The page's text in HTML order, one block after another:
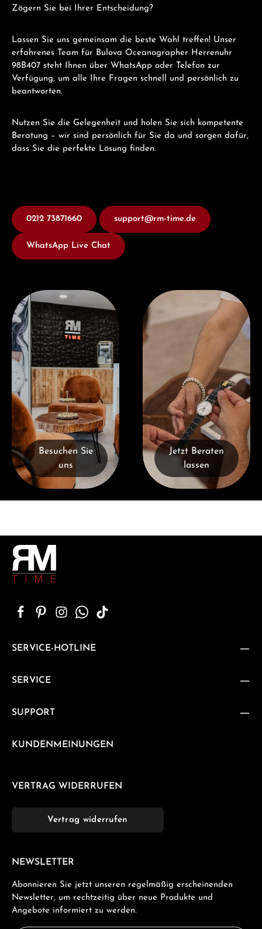
Zögern Sie bei Ihrer Entscheidung?
Lassen Sie uns gemeinsam die beste Wahl treffen! Unser
erfahrenes Team für Bulova Oceanographer Herrenuhr
98B407 steht Ihnen über WhatsApp oder Telefon zur
Verfügung, um alle Ihre Fragen schnell und persönlich zu
beantworten.
Nutzen Sie die Gelegenheit und holen Sie sich kompetente
Beratung – wir sind persönlich für Sie da und sorgen dafür,
dass Sie die perfekte Lösung finden.
0212 73871660 support@rm-time.de
WhatsApp Live Chat
Besuchen Sie uns
Besuchen Sie
uns
Jetzt Beraten lassen
Jetzt Beraten
lassen
SERVICE-HOTLINE
SERVICE
SUPPORT
KUNDENMEINUNGEN
VERTRAG WIDERRUFEN
Vertrag widerrufen
NEWSLETTER
Abonnieren Sie jetzt unseren regelmäßig erscheinenden
Newsletter, um rechtzeitig über neue Produkte und
Angebote informiert zu werden.